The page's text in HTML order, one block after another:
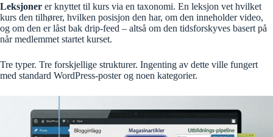
Leksjoner er knyttet til kurs via en taxonomi. En leksjon vet hvilket
kurs den tilhører, hvilken posisjon den har, om den inneholder video,
og om den er låst bak drip-feed – altså om den tidsforskyves basert på
når medlemmet startet kurset.
Tre typer. Tre forskjellige strukturer. Ingenting av dette ville fungert
med standard WordPress-poster og noen kategorier.